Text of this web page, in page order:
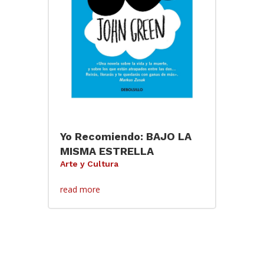
Yo Recomiendo: BAJO LA
MISMA ESTRELLA
Arte y Cultura
read more